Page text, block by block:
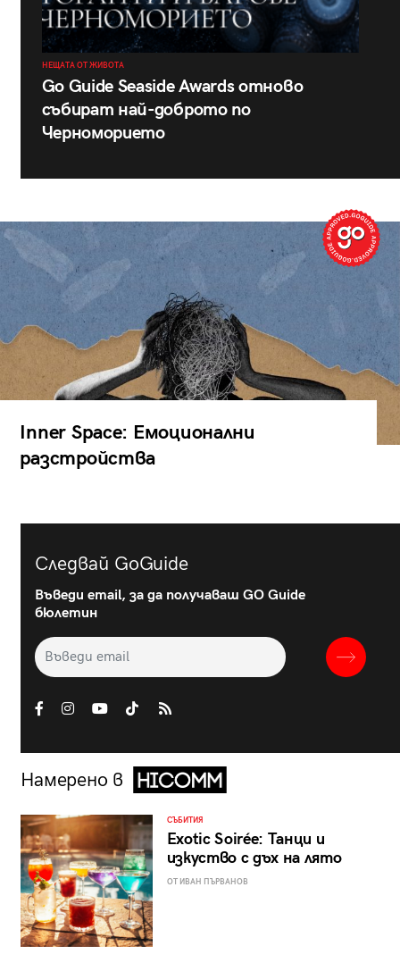
НЕЩАТА ОТ ЖИВОТА
Go Guide Seaside Awards отново
събират най-доброто по
Черноморието
Inner Space: Емоционални
разстройства
Следвай GoGuide
Въведи email, за да получаваш GO Guide
бюлетин
Намерено в
СЪБИТИЯ
Exotic Soirée: Танци и
изкуство с дъх на лято
ОТ ИВАН ПЪРВАНОВ